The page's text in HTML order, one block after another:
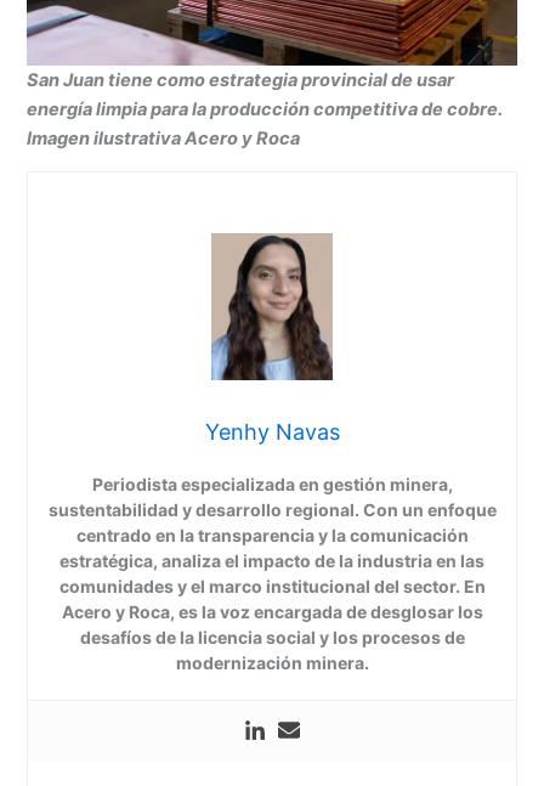
San Juan tiene como estrategia provincial de usar
energía limpia para la producción competitiva de cobre.
Imagen ilustrativa Acero y Roca
Yenhy Navas
Periodista especializada en gestión minera,
sustentabilidad y desarrollo regional. Con un enfoque
centrado en la transparencia y la comunicación
estratégica, analiza el impacto de la industria en las
comunidades y el marco institucional del sector. En
Acero y Roca, es la voz encargada de desglosar los
desafíos de la licencia social y los procesos de
modernización minera.